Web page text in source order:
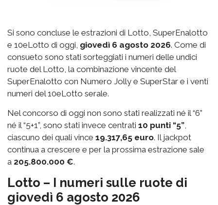
Si sono concluse le estrazioni di Lotto, SuperEnalotto
e 10eLotto di oggi, giovedì 6 agosto 2026. Come di
consueto sono stati sorteggiati i numeri delle undici
ruote del Lotto, la combinazione vincente del
SuperEnalotto con Numero Jolly e SuperStar e i venti
numeri del 10eLotto serale.
Nel concorso di oggi non sono stati realizzati né il “6”
né il “5+1”, sono stati invece centrati 10 punti “5”
ciascuno dei quali vince 19.317,65 euro. Il jackpot
continua a crescere e per la prossima estrazione sale
a 205.800.000 €.
Lotto – I numeri sulle ruote di
giovedì 6 agosto 2026